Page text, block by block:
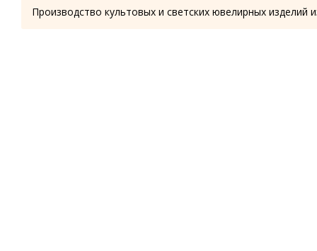
Производство культовых и светских ювелирных изделий